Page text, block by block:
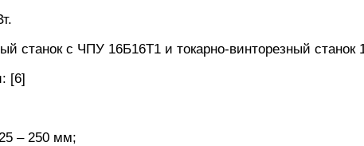
станок с ЧПУ 16Б16Т1 и токарно-винторезный станок
[6]
– 250 мм;